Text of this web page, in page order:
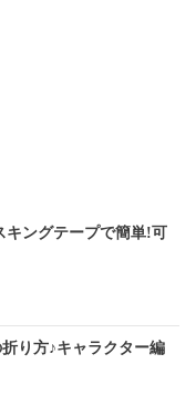
ングテープで簡単!可
り方♪キャラクター編